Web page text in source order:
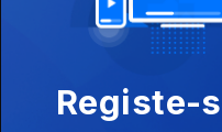
Registe-